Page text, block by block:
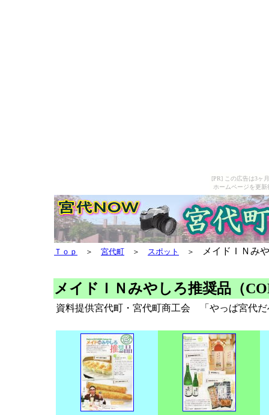
[PR] この広告は3ヶ
ホームページを更
Ｔｏｐ ＞ 宮代町 ＞ スポット ＞ メイドＩＮみ
メイドＩＮみやしろ推奨品（
資料提供宮代町・宮代町商工会 「やっぱ宮代だ